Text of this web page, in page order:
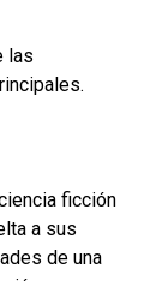
las
ficción
a sus
de una